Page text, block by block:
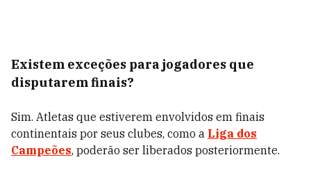
Existem exceções para jogadores que
disputarem finais?
Sim. Atletas que estiverem envolvidos em finais
continentais por seus clubes, como a Liga dos
Campeões, poderão ser liberados posteriormente.